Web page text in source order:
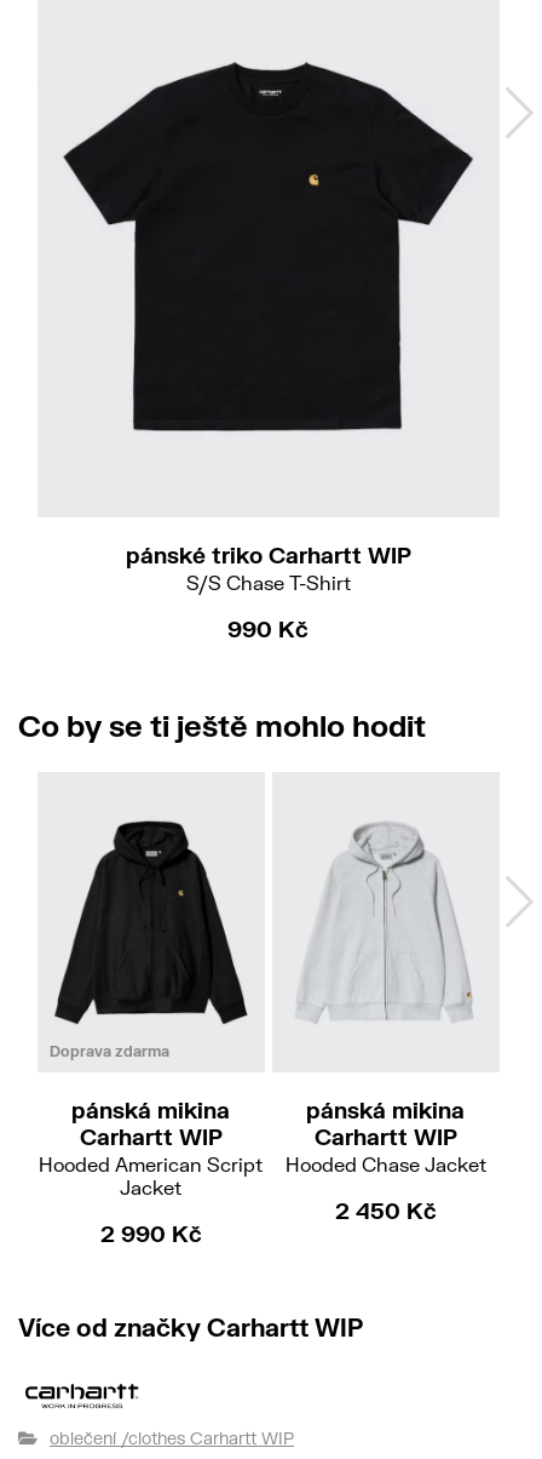
pánské triko Carhartt WIP
S/S Chase T-Shirt
990 Kč
Co by se ti ještě mohlo hodit
Doprava zdarma
ML
pánská mikina
Carhartt WIP
Hooded American Script
Jacket
2 990 Kč
pánská mikina
Carhartt WIP
Hooded Chase Jacket
2 450 Kč
Více od značky Carhartt WIP
oblečení /clothes Carhartt WIP